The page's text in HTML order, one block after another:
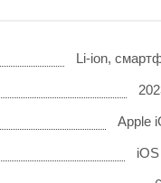
Li-ion,
Apple